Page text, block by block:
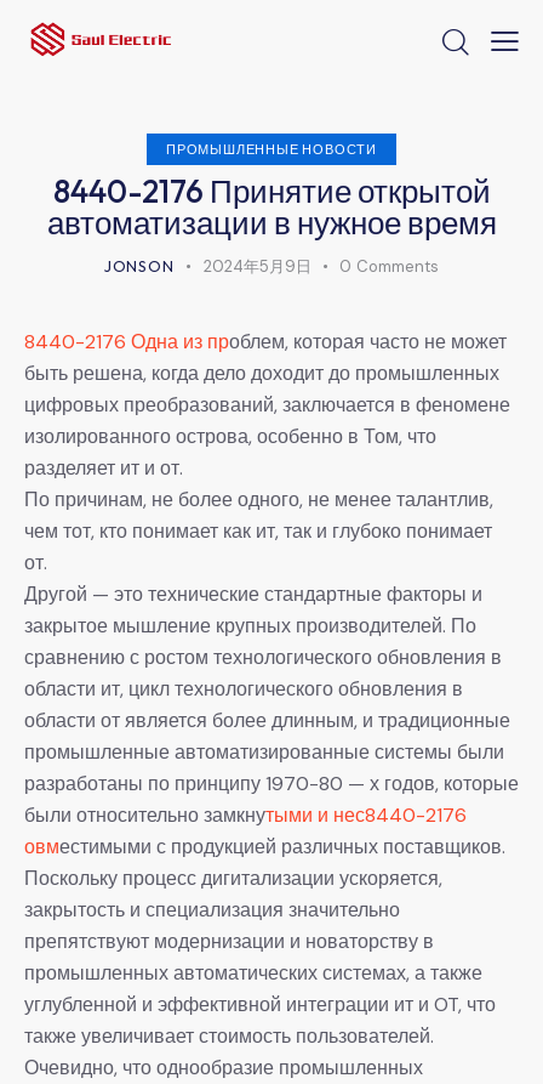
ПРОМЫШЛЕННЫЕ НОВОСТИ
8440-2176 Принятие открытой
автоматизации в нужное время
JONSON 2024年5月9日 0 Comments
8440-2176 Одна из проблем, которая часто не может
быть решена, когда дело доходит до промышленных
цифровых преобразований, заключается в феномене
изолированного острова, особенно в Том, что
разделяет ит и от.
По причинам, не более одного, не менее талантлив,
чем тот, кто понимает как ит, так и глубоко понимает
от.
Другой — это технические стандартные факторы и
закрытое мышление крупных производителей. По
сравнению с ростом технологического обновления в
области ит, цикл технологического обновления в
области от является более длинным, и традиционные
промышленные автоматизированные системы были
разработаны по принципу 1970-80 — х годов, которые
были относительно замкнутыми и нес8440-2176
овместимыми с продукцией различных поставщиков.
Поскольку процесс дигитализации ускоряется,
закрытость и специализация значительно
препятствуют модернизации и новаторству в
промышленных автоматических системах, а также
углубленной и эффективной интеграции ит и OT, что
также увеличивает стоимость пользователей.
Очевидно, что однообразие промышленных